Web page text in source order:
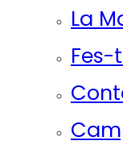
La
Fes-